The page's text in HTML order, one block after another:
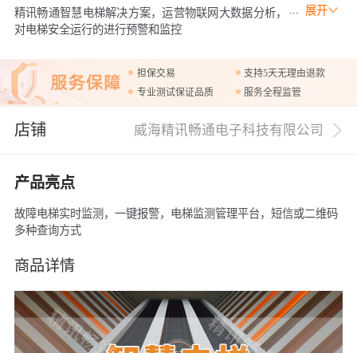
展开
精讯畅通智慧电梯解决方案，运营物联网大数据分析，
对电梯安全运行的进行预警和监控
担保交易
支持5天无理由退款
专业测试保证品质
服务全程监管
店铺 威海精讯畅通电子科技有限公司
产品亮点
故障电梯实时监测，一键报警，电梯监测管理平台，短信或二维码
多种查询方式
商品详情